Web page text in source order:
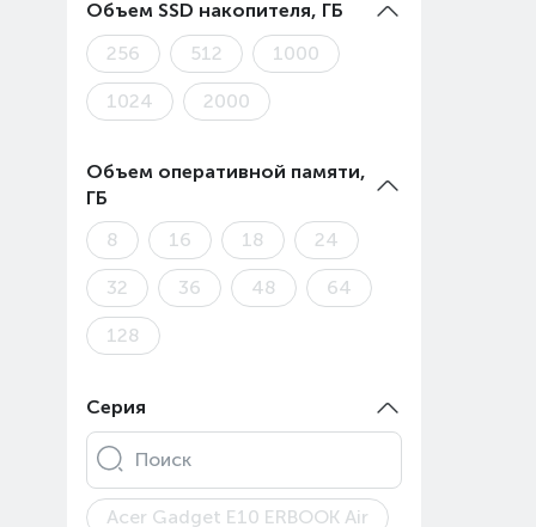
Объем SSD накопителя, ГБ
256
512 1000
1024 2000
Объем оперативной памяти,
ГБ
8
16 18 24
32 36 48 64
128
Серия
Поиск
Acer Gadget E10 ERBOOK Air